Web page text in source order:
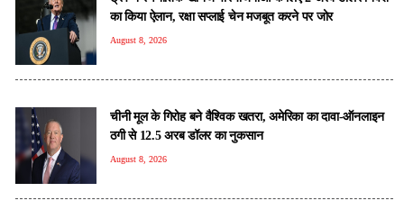
का किया ऐलान, रक्षा सप्लाई चेन मजबूत करने पर जोर
August 8, 2026
चीनी मूल के गिरोह बने वैश्विक खतरा, अमेरिका का दावा-ऑनलाइन
ठगी से 12.5 अरब डॉलर का नुकसान
August 8, 2026